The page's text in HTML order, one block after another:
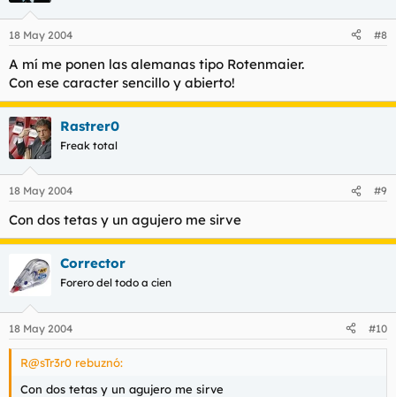
18 May 2004 #8
A mí me ponen las alemanas tipo Rotenmaier.
Con ese caracter sencillo y abierto!
Rastrer0
Freak total
18 May 2004 #9
Con dos tetas y un agujero me sirve
Corrector
Forero del todo a cien
18 May 2004 #10
R@sTr3r0 rebuznó:
Con dos tetas y un agujero me sirve